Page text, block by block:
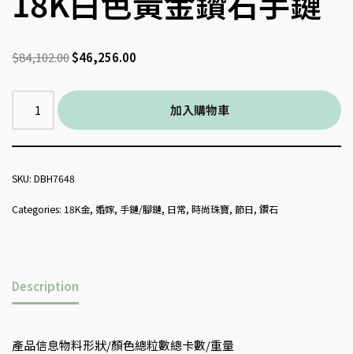
$84,102.00$46,256.00
加入購物車
SKU: DBH7648
Categories: 18K金, 婚嫁, 手鏈/腳鏈, 日常, 時尚珠寶, 節日, 鑽石
Description
產品信息物料形狀/顏色總粒數總卡數/重量